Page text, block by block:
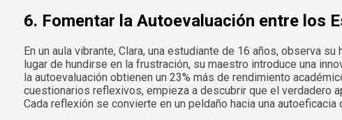
6. Fomentar la Autoevaluación entre los
En un aula vibrante, Clara, una estudiante de 16 años, observa
lugar de hundirse en la frustración, su maestro introduce una
la autoevaluación obtienen un 23% más de rendimiento
cuestionarios reflexivos, empieza a descubrir que el verdadero
Cada reflexión se convierte en un peldaño hacia una